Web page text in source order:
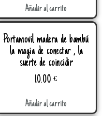
Añadir al carrito
Portamovil madera de bambú
la magia de conectar , la
suerte de coincidir
10.00€
Añadir al carrito